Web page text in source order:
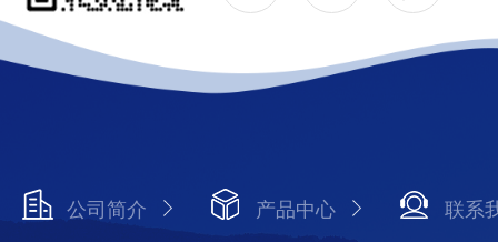
公司简介 产品中心 联系